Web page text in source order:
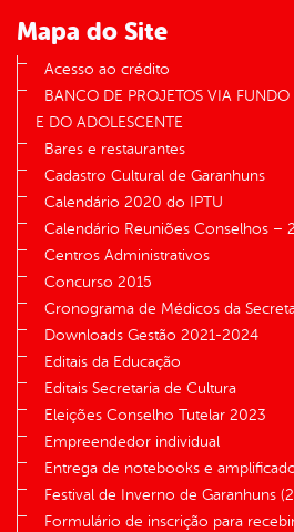
Mapa do Site
Acesso ao crédito
BANCO DE PROJETOS VIA
E DO ADOLESCENTE
Bares e restaurantes
Cadastro Cultural de Garanhuns
Calendário 2020 do IPTU
Calendário Reuniões Conselhos –
Centros Administrativos
Concurso 2015
Cronograma de Médicos da
Downloads Gestão 2021-2024
Editais da Educação
Editais Secretaria de Cultura
Eleições Conselho Tutelar 2023
Empreendedor individual
Entrega de notebooks e
Festival de Inverno de Garanhuns
Formulário de inscrição para